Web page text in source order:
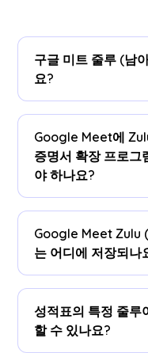
구글 미트 줄루 (남
요?
네, 무료로 시작할
Google Meet에
증명서 확장 프로그
야 하나요?
을 (를) 설치합니다
브라우저로 이동합
아프리카 공화국)
후 줄루어 (남아프
Google Meet Zulu
는 어디에 저장되나
줄루족 (남아프리
저장됩니다.계기반
Chrome 확장 프로
URL
성적표의 특정 줄루
할 수 있나요?